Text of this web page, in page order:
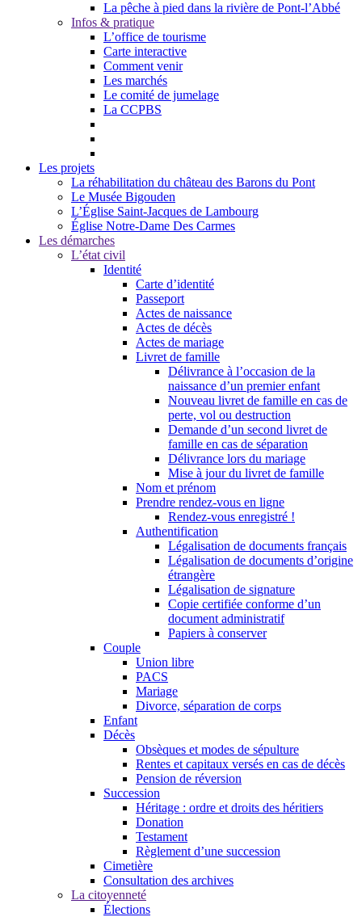
La pêche à pied dans la rivière de Pont-l’Abbé
Infos & pratique
L’office de tourisme
Carte interactive
Comment venir
Les marchés
Le comité de jumelage
La CCPBS
Les projets
La réhabilitation du château des Barons du Pont
Le Musée Bigouden
L’Église Saint-Jacques de Lambourg
Église Notre-Dame Des Carmes
Les démarches
L’état civil
Identité
Carte d’identité
Passeport
Actes de naissance
Actes de décès
Actes de mariage
Livret de famille
Délivrance à l’occasion de la
naissance d’un premier enfant
Nouveau livret de famille en cas de
perte, vol ou destruction
Demande d’un second livret de
famille en cas de séparation
Délivrance lors du mariage
Mise à jour du livret de famille
Nom et prénom
Prendre rendez-vous en ligne
Rendez-vous enregistré !
Authentification
Légalisation de documents français
Légalisation de documents d’origine
étrangère
Légalisation de signature
Copie certifiée conforme d’un
document administratif
Papiers à conserver
Couple
Union libre
PACS
Mariage
Divorce, séparation de corps
Enfant
Décès
Obsèques et modes de sépulture
Rentes et capitaux versés en cas de décès
Pension de réversion
Succession
Héritage : ordre et droits des héritiers
Donation
Testament
Règlement d’une succession
Cimetière
Consultation des archives
La citoyenneté
Élections